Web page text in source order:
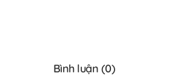
Bình luận (0)